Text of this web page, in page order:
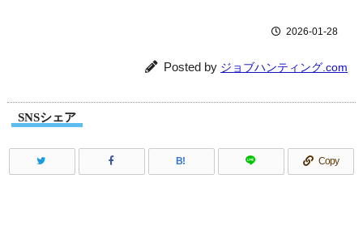
2026-01-28
Posted by ジョブハンティング.com
SNSシェア
B! Copy